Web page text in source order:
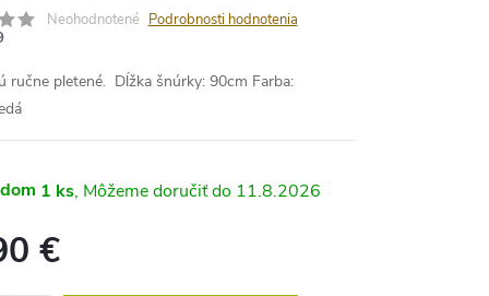
Neohodnotené Podrobnosti hodnotenia
ručne pletené. Dĺžka šnúrky: 90cm Farba:
1 ks 11.8.2026
€